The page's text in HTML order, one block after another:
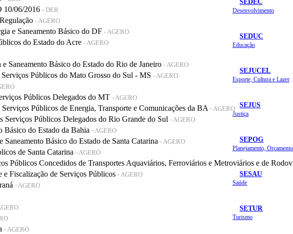
Desenvolvimento
SEDUC
Educação
SEJUCEL
Esporte, Cultura e Lazer
SEJUS
Justiça
SEPOG
SESAU
Saúde
SETUR
Turismo
10/06/2016 - DER
- AGERO
e Saneamento Básico do DF - AGERO
do Estado do Acre - AGERO
Saneamento Básico do Estado do Rio de Janeiro - AGERO
Públicos do Mato Grosso do Sul - MS - AGERO
Públicos Delegados do MT - AGERO
Públicos de Energia, Transporte e Comunicações da BA - AGERO
Públicos Delegados do Rio Grande do Sul - AGERO
Básico do Estado da Bahia - AGERO
Básico do Estado de Santa Catarina - AGERO
de Santa Catarina - AGERO
Públicos Concedidos de Transportes Aquaviários, Ferroviários e Metroviários e de
Fiscalização de Serviços Públicos - AGERO
- AGERO
- AGERO